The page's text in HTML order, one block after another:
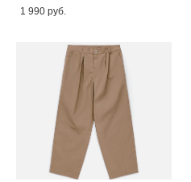
1 990 pуб.